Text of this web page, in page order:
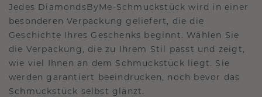
Jedes DiamondsByMe-Schmuckstück wird in einer
besonderen Verpackung geliefert, die die
Geschichte Ihres Geschenks beginnt. Wählen Sie
die Verpackung, die zu Ihrem Stil passt und zeigt,
wie viel Ihnen an dem Schmuckstück liegt. Sie
werden garantiert beeindrucken, noch bevor das
Schmuckstück selbst glänzt.